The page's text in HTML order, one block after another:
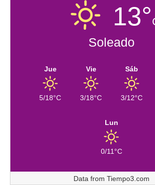
13°
Soleado
Jue
5/18°C
Vie
3/18°C
Sáb
3/12°C
Lun
0/11°C
Data from Tiempo3.com